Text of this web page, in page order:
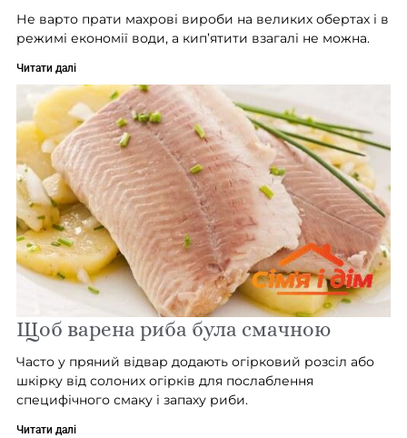
Не варто прати махрові вироби на великих обертах і в
режимі економії води, а кип’ятити взагалі не можна.
Читати далі
Щоб варена риба була смачною
Часто у пряний відвар додають огірковий розсіл або
шкірку від солоних огірків для послаблення
специфічного смаку і запаху риби.
Читати далі